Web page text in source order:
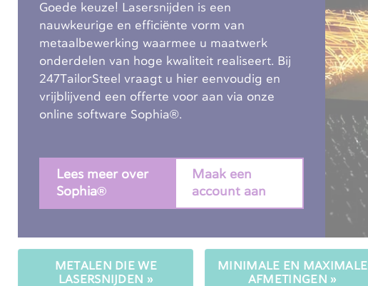
Goede keuze! Lasersnijden is een
nauwkeurige en efficiënte vorm van
metaalbewerking waarmee u maatwerk
onderdelen van hoge kwaliteit realiseert. Bij
247TailorSteel vraagt u hier eenvoudig en
vrijblijvend een offerte voor aan via onze
online software Sophia®.
Lees meer over
Sophia®
Maak een
account aan
METALEN DIE WE
LASERSNIJDEN »
MINIMALE EN MAXIMALE
AFMETINGEN »